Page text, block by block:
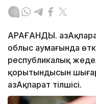
ҚАРАҒАНДЫ.
облыс аумағында
республикалық
қорытындысын
ҚазАқпарат тілшісі.